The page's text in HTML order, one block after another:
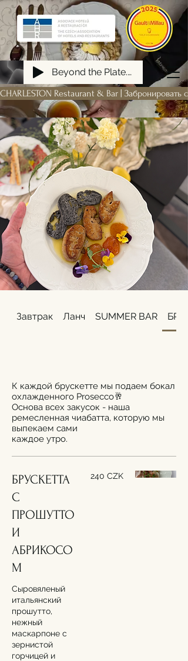
CHARLESTON Restaurant & Bar | Забронировать
Beyond the Plate. Building a FIRM Hospitality Ecosystem from Scratch
Wolt | lunch & breakfast Wolt | all menu
Завтрак Ланч SUMMER BAR
К каждой брускетте мы подаем бокал
охлажденного Prosecco🥂
Основа всех закусок - наша
ремесленная чиабатта, которую мы
выпекаем сами
каждое утро.
БРУСКЕТТА
С
ПРОШУТТО
И
АБРИКОСО
Сыровяленый
итальянский
прошутто,
нежный
маскарпоне с
зернистой
горчицей и
240 CZK